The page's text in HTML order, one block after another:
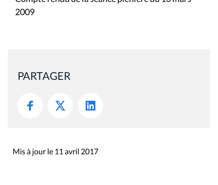
2009
PARTAGER
Mis à jour le 11 avril 2017